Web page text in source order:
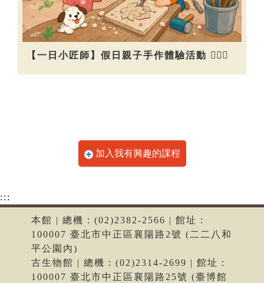
【一日小匠師】假日親子手作體驗活動 👷🏻‍♀️
加入我有興趣的課程
:::
本館 | 總機：(02)2382-2566 | 館址：
100007 臺北市中正區襄陽路2號 (二二八和
平公園內)
古生物館 | 總機：(02)2314-2699 | 館址：
100007 臺北市中正區襄陽路25號 (臺博館